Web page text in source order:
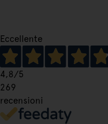
Eccellente
4,8/5
269
recensioni